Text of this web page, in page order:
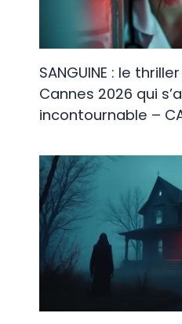
SANGUINE : le
Cannes 2026 qui
incontournable –